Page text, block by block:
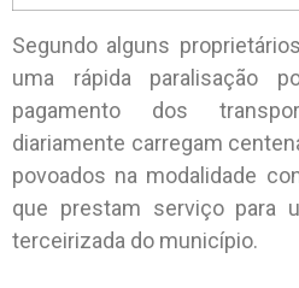
Segundo alguns
uma rápida paralisação
pagamento dos
diariamente carregam
povoados na modalidade
que prestam serviço para
terceirizada do município.